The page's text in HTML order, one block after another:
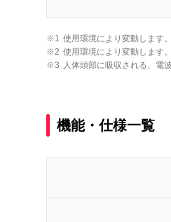
※1 使用環境により変動します
※2 使用環境により変動します
※3 人体頭部に吸収される、電
機能・仕様一覧